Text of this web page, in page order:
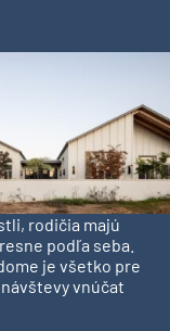
rodičia majú
podľa seba.
je všetko pre
vnúčat